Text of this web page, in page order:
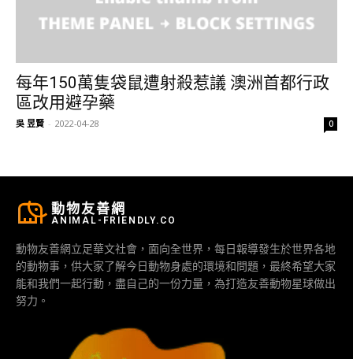
每年150萬隻袋鼠遭射殺惹議 澳洲首都行政
區改用避孕藥
吳 昱賢 - 2022-04-28 0
動物友善網
ANIMAL-FRIENDLY.CO
動物友善網立足華文社會，面向全世界，每日報導發生於世界各地
的動物事，供大家了解今日動物身處的環境和問題，最終希望大家
能和我們一起行動，盡自己的一份力量，為打造友善動物星球做出
努力。